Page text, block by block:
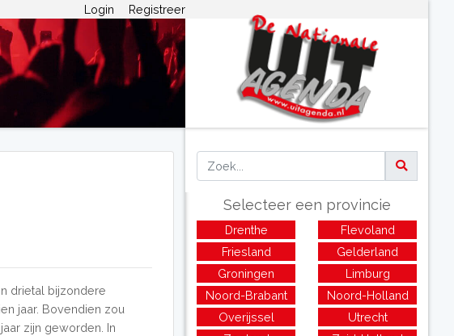
Login Registreer
drietal bijzondere
jaar. Bovendien zou
zijn geworden. In
Selecteer een provincie
Drenthe
Flevoland
Friesland
Gelderland
Groningen
Limburg
Noord-Brabant
Noord-Holland
Overijssel
Utrecht